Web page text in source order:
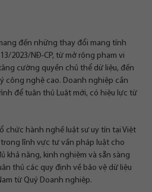
đến những thay đổi mang tính
2023/NĐ-CP, từ mở rộng phạm vi
cường quyền chủ thể dữ liệu, đến
công nghệ cao. Doanh nghiệp cần
để tuân thủ Luật mới, có hiệu lực từ
chức hành nghề luật sư uy tín tại Việt
lĩnh vực tư vấn pháp luật cho
khả năng, kinh nghiệm và sẵn sàng
thủ các quy định về bảo vệ dữ liệu
từ Quý Doanh nghiệp.